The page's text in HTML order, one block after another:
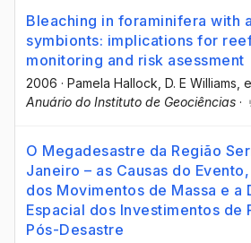
Bleaching in foraminifera with
symbionts: implications for
monitoring and risk asessment
2006 · Pamela Hallock , D. E Williams ,
Anuário do Instituto de Geociências ·
O Megadesastre da Região
Janeiro – as Causas do
dos Movimentos de Massa e a
Espacial dos Investimentos de
Pós-Desastre